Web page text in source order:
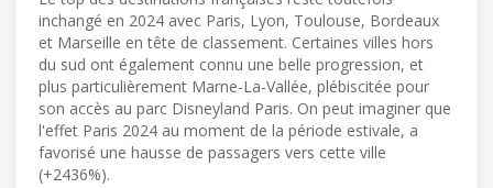
inchangé en 2024 avec Paris, Lyon, Toulouse, Bordeaux
et Marseille en tête de classement. Certaines villes hors
du sud ont également connu une belle progression, et
plus particulièrement Marne-La-Vallée, plébiscitée pour
son accès au parc Disneyland Paris. On peut imaginer que
l'effet Paris 2024 au moment de la période estivale, a
favorisé une hausse de passagers vers cette ville
(+2436%).